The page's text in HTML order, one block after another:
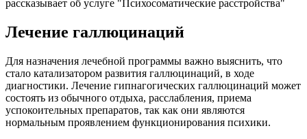
рассказывает об услуге "Психосоматические расстройства"
Лечение галлюцинаций
Для назначения лечебной программы важно выяснить, что
стало катализатором развития галлюцинаций, в ходе
диагностики. Лечение гипнагогических галлюцинаций может
состоять из обычного отдыха, расслабления, приема
успокоительных препаратов, так как они являются
нормальным проявлением функционирования психики.